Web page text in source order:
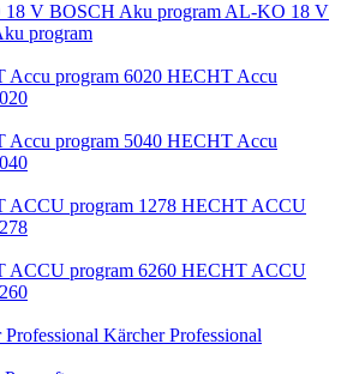
AL-KO 18 V
program
HECHT Accu
HECHT Accu
HECHT ACCU
HECHT ACCU
Kärcher Professional